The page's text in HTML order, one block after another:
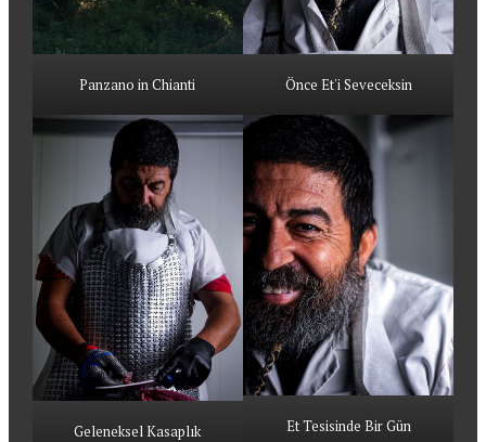
Panzano in Chianti Önce Et'i Seveceksin
Geleneksel Kasaplık Et Tesisinde Bir Gün